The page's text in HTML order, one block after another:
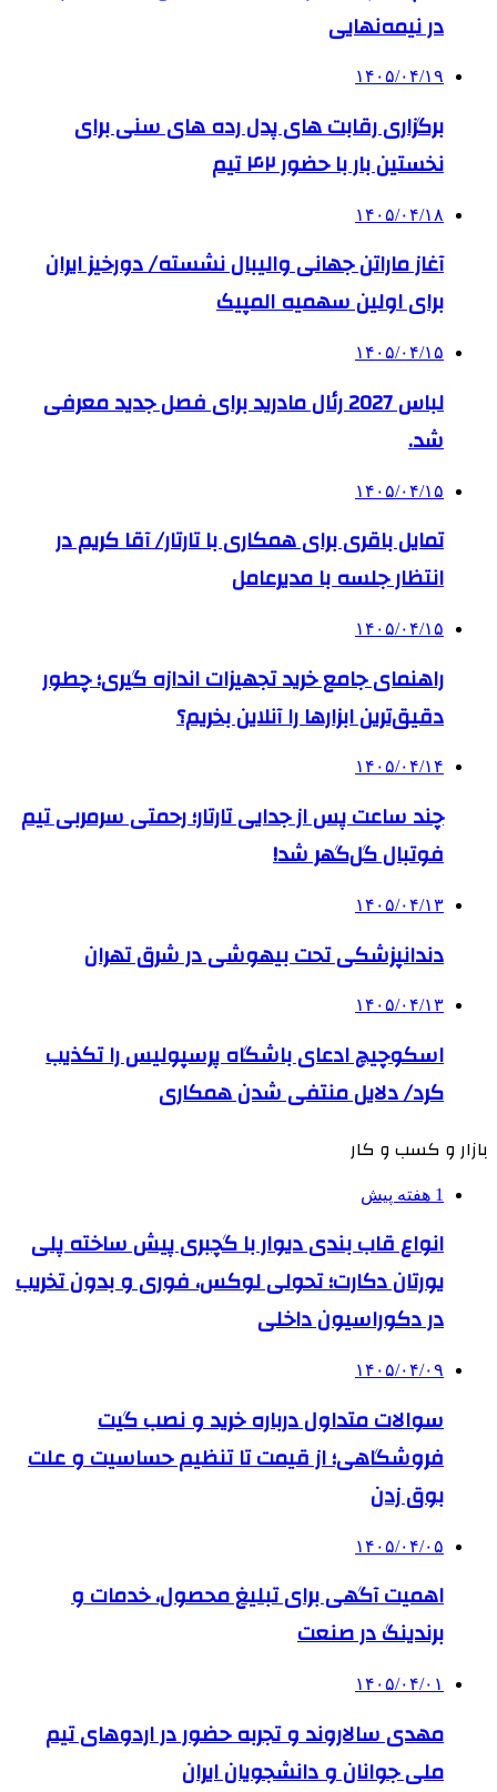
در نیمه‌نهایی
۱۴۰۵/۰۴/۱۹
برگزاری رقابت های پدل رده های سنی برای
نخستین بار با حضور ۴۲ تیم
۱۴۰۵/۰۴/۱۸
آغاز ماراتن جهانی والیبال نشسته/ دورخیز ایران
برای اولین سهمیه المپیک
۱۴۰۵/۰۴/۱۵
لباس 2027 رئال مادرید برای فصل جدید معرفی
شد.
۱۴۰۵/۰۴/۱۵
تمایل باقری برای همکاری با تارتار/ آقا کریم در
انتظار جلسه با مدیرعامل
۱۴۰۵/۰۴/۱۵
راهنمای جامع خرید تجهیزات اندازه گیری؛ چطور
دقیق‌ترین ابزارها را آنلاین بخریم؟
۱۴۰۵/۰۴/۱۴
چند ساعت پس از جدایی تارتار؛ رحمتی سرمربی تیم
فوتبال گل‌گهر شد!
۱۴۰۵/۰۴/۱۳
دندانپزشکی تحت بیهوشی در شرق تهران
۱۴۰۵/۰۴/۱۳
اسکوچیچ ادعای باشگاه پرسپولیس را تکذیب
کرد/ دلایل منتفی شدن همکاری
بازار و کسب و کار
1 هفته پیش
انواع قاب بندی دیوار با گچبری پیش ساخته پلی
یورتان دکارت؛ تحولی لوکس، فوری و بدون تخریب
در دکوراسیون داخلی
۱۴۰۵/۰۴/۰۹
سوالات متداول درباره خرید و نصب گیت
فروشگاهی؛ از قیمت تا تنظیم حساسیت و علت
بوق زدن
۱۴۰۵/۰۴/۰۵
اهمیت آگهی برای تبلیغ محصول، خدمات و
برندینگ در صنعت
۱۴۰۵/۰۴/۰۱
مهدی سالاروند و تجربه حضور در اردوهای تیم
ملی جوانان و دانشجویان ایران